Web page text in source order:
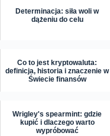
Determinacja: siła woli w
dążeniu do celu
Co to jest kryptowaluta:
definicja, historia i znaczenie w
Świecie finansów
Wrigley's spearmint: gdzie
kupić i dlaczego warto
wypróbować